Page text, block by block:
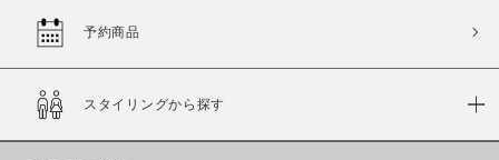
価格
～
予約商品
スタイリングから探す